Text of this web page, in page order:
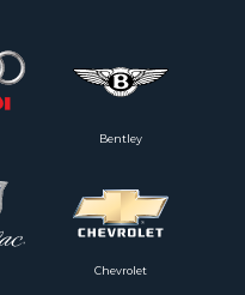
Bentley
Chevrolet